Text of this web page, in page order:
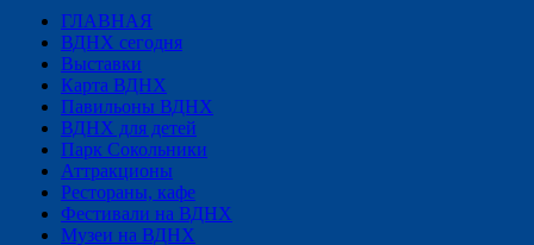
ГЛАВНАЯ
ВДНХ сегодня
Выставки
Карта ВДНХ
Павильоны ВДНХ
ВДНХ для детей
Парк Сокольники
Аттракционы
Рестораны, кафе
Фестивали на ВДНХ
Музеи на ВДНХ